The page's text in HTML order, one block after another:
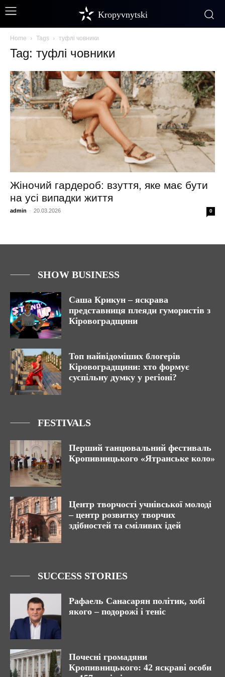
Kropyvnytski
Home Tags туфлі човники
Tag: туфлі човники
Жіночий гардероб: взуття, яке має бути
на усі випадки життя
admin - 20.03.2026 0
SHOW BUSINESS
Саша Крикун – яскрава
представниця плеяди гумористів з
Кіровоградщини
Топ найвідоміших блогерів
Кіровоградщини: хто формує
суспільну думку у регіоні?
FESTIVALS
Перший танцювальний фестиваль
Кропивницького «Ятранське коло»
Центр творчості учнівської молоді
– центр розвитку творчих
здібностей та сміливих ідей
SUCCESS STORIES
Рафаель Санасарян політик, хобі
якого – подорожі і теніс
Почесні громадяни
Кропивницького: 42 яскраві особи